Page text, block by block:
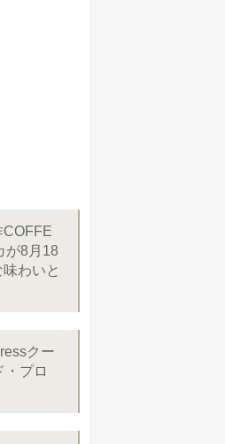
COFFE
が8月18
わいと
クー
・プロ